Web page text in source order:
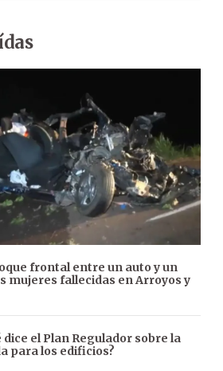
frontal entre un auto y un
mujeres fallecidas en Arroyos y
dice el Plan Regulador sobre la
para los edificios?